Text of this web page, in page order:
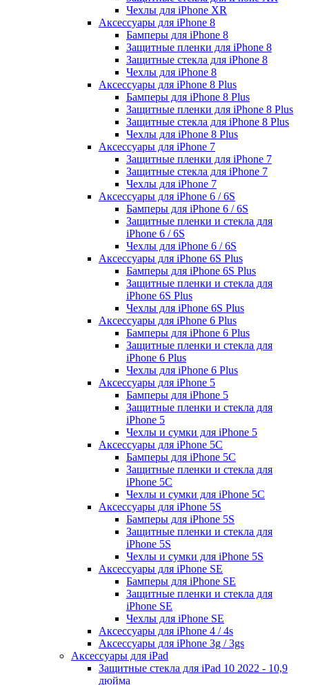
Чехлы для iPhone XR
Аксессуары для iPhone 8
Бамперы для iPhone 8
Защитные пленки для iPhone 8
Защитные стекла для iPhone 8
Чехлы для iPhone 8
Аксессуары для iPhone 8 Plus
Бамперы для iPhone 8 Plus
Защитные пленки для iPhone 8 Plus
Защитные стекла для iPhone 8 Plus
Чехлы для iPhone 8 Plus
Аксессуары для iPhone 7
Защитные пленки для iPhone 7
Защитные стекла для iPhone 7
Чехлы для iPhone 7
Аксессуары для iPhone 6 / 6S
Бамперы для iPhone 6 / 6S
Защитные пленки и стекла для
iPhone 6 / 6S
Чехлы для iPhone 6 / 6S
Аксессуары для iPhone 6S Plus
Бамперы для iPhone 6S Plus
Защитные пленки и стекла для
iPhone 6S Plus
Чехлы для iPhone 6S Plus
Аксессуары для iPhone 6 Plus
Бамперы для iPhone 6 Plus
Защитные пленки и стекла для
iPhone 6 Plus
Чехлы для iPhone 6 Plus
Аксессуары для iPhone 5
Бамперы для iPhone 5
Защитные пленки и стекла для
iPhone 5
Чехлы и сумки для iPhone 5
Аксессуары для iPhone 5C
Бамперы для iPhone 5C
Защитные пленки и стекла для
iPhone 5C
Чехлы и сумки для iPhone 5C
Аксессуары для iPhone 5S
Бамперы для iPhone 5S
Защитные пленки и стекла для
iPhone 5S
Чехлы и сумки для iPhone 5S
Аксессуары для iPhone SE
Бамперы для iPhone SE
Защитные пленки и стекла для
iPhone SE
Чехлы для iPhone SE
Аксессуары для iPhone 4 / 4s
Аксессуары для iPhone 3g / 3gs
Аксессуары для iPad
Защитные стекла для iPad 10 2022 - 10,9
дюйма